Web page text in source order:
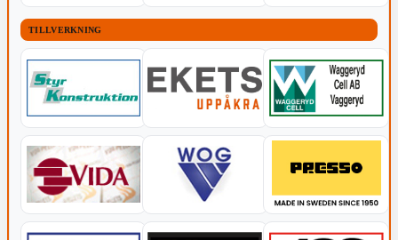
TILLVERKNING